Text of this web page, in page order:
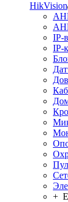
HikVision
IP-
IP-
+